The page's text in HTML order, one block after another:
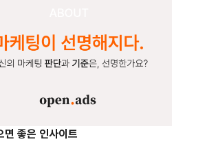
면 좋은 인사이트